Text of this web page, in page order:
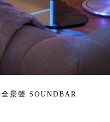
景聲 SOUNDBAR